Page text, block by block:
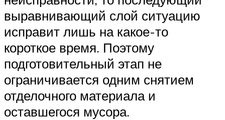
выравнивающий слой ситуацию
исправит лишь на какое-то
короткое время. Поэтому
подготовительный этап не
ограничивается одним снятием
отделочного материала и
оставшегося мусора.